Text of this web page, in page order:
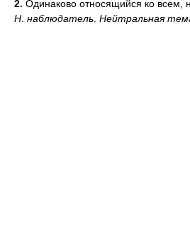
2. Одинаково относящийся ко всем,
Н наблюдатель Нейтральная